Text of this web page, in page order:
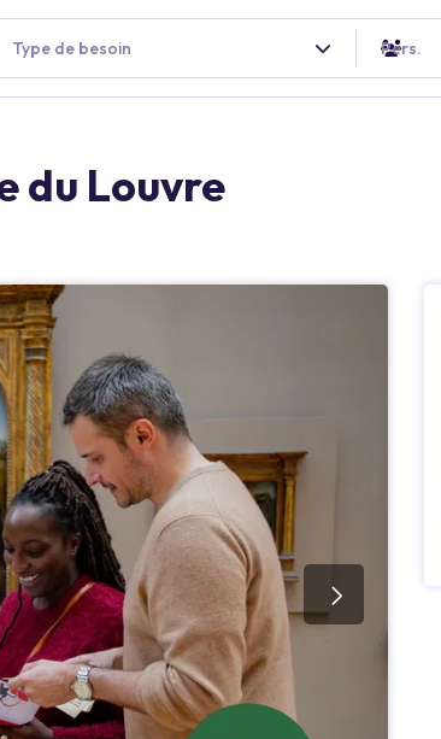
Type de besoin Pers.
du Louvre